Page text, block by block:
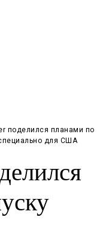
поделился планами по
для США